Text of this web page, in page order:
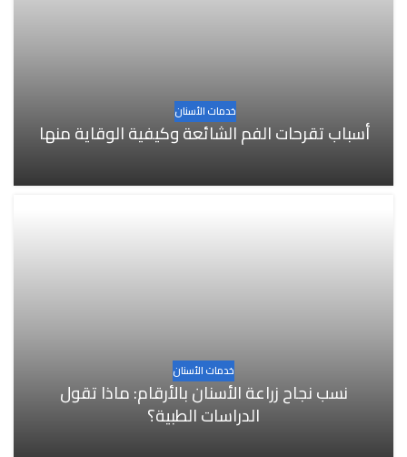
خدمات الأسنان
أسباب تقرحات الفم الشائعة وكيفية الوقاية منها
خدمات الأسنان
نسب نجاح زراعة الأسنان بالأرقام: ماذا تقول
الدراسات الطبية؟